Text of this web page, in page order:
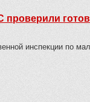
инспекции по